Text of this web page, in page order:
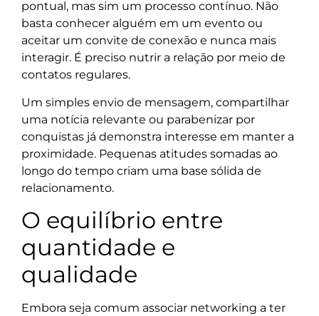
pontual, mas sim um processo contínuo. Não
basta conhecer alguém em um evento ou
aceitar um convite de conexão e nunca mais
interagir. É preciso nutrir a relação por meio de
contatos regulares.
Um simples envio de mensagem, compartilhar
uma notícia relevante ou parabenizar por
conquistas já demonstra interesse em manter a
proximidade. Pequenas atitudes somadas ao
longo do tempo criam uma base sólida de
relacionamento.
O equilíbrio entre
quantidade e
qualidade
Embora seja comum associar networking a ter